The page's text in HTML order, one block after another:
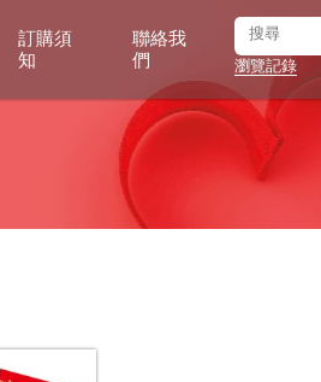
訂購須
知
聯絡我
們
瀏覽記錄